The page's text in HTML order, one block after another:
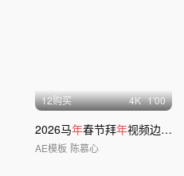
12购买 4K 1'00
2026马年春节拜年视频边框创意祝福片头
AE模板 陈慕心